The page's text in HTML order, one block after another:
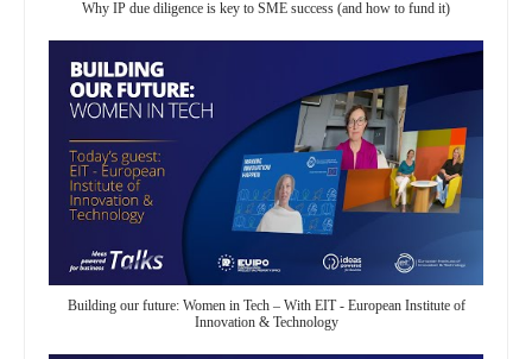
Why IP due diligence is key to SME success (and how to fund it)
Building our future: Women in Tech – With EIT - European Institute of
Innovation & Technology